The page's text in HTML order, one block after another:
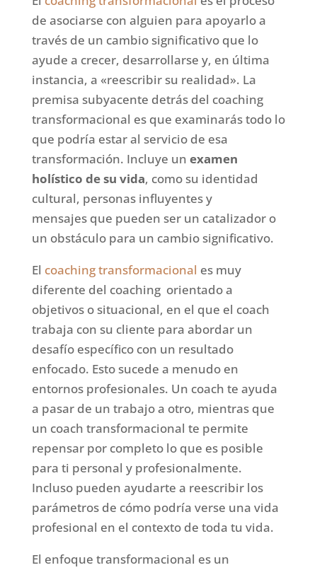
de asociarse con alguien para apoyarlo a
través de un cambio significativo que lo
ayude a crecer, desarrollarse y, en última
instancia, a «reescribir su realidad». La
premisa subyacente detrás del coaching
transformacional es que examinarás todo lo
que podría estar al servicio de esa
transformación. Incluye un examen
holístico de su vida, como su identidad
cultural, personas influyentes y
mensajes que pueden ser un catalizador o
un obstáculo para un cambio significativo.
El coaching transformacional es muy
diferente del coaching orientado a
objetivos o situacional, en el que el coach
trabaja con su cliente para abordar un
desafío específico con un resultado
enfocado. Esto sucede a menudo en
entornos profesionales. Un coach te ayuda
a pasar de un trabajo a otro, mientras que
un coach transformacional te permite
repensar por completo lo que es posible
para ti personal y profesionalmente.
Incluso pueden ayudarte a reescribir los
parámetros de cómo podría verse una vida
profesional en el contexto de toda tu vida.
El enfoque transformacional es un